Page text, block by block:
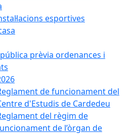
esportives
prèvia ordenances i
de funcionament del
d'Estudis de Cardedeu
del règim de
de l’òrgan de